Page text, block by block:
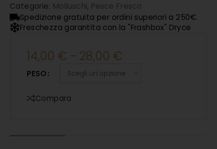
Categorie: Molluschi, Pesce Fresco
Spedizione gratuita per ordini superiori a 250€.
Freschezza garantita con la "Frashbox" Dryce
14,00 € - 28,00 €
PESO
Compara